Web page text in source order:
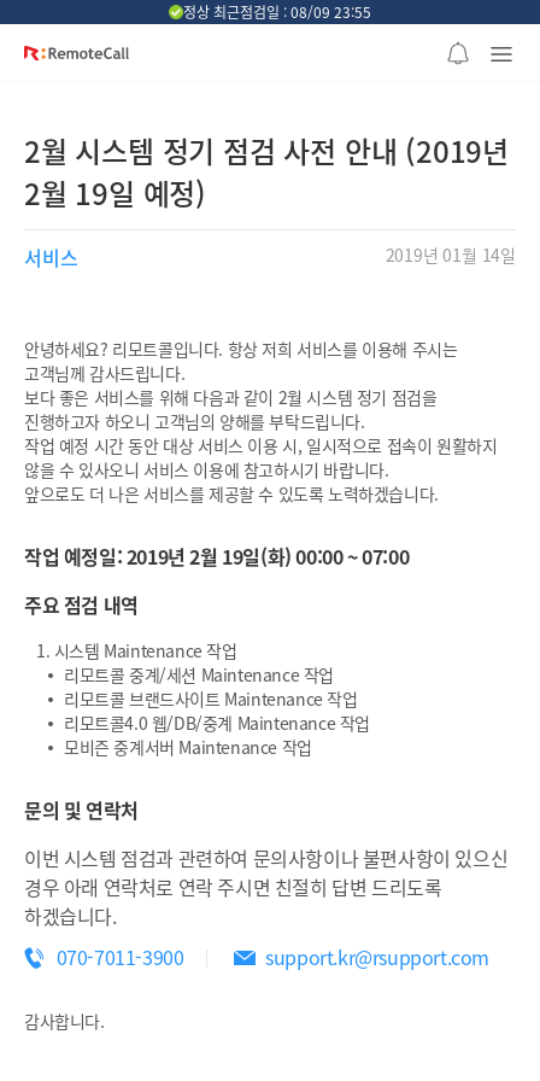
정상 최근점검일 : 08/09 23:55
2월 시스템 정기 점검 사전 안내 (2019년
2월 19일 예정)
서비스 2019년 01월 14일
안녕하세요? 리모트콜입니다. 항상 저희 서비스를 이용해 주시는
고객님께 감사드립니다.
보다 좋은 서비스를 위해 다음과 같이 2월 시스템 정기 점검을
진행하고자 하오니 고객님의 양해를 부탁드립니다.
작업 예정 시간 동안 대상 서비스 이용 시, 일시적으로 접속이 원활하지
않을 수 있사오니 서비스 이용에 참고하시기 바랍니다.
앞으로도 더 나은 서비스를 제공할 수 있도록 노력하겠습니다.
작업 예정일: 2019년 2월 19일(화) 00:00 ~ 07:00
주요 점검 내역
1. 시스템 Maintenance 작업
리모트콜 중계/세션 Maintenance 작업
리모트콜 브랜드사이트 Maintenance 작업
리모트콜4.0 웹/DB/중계 Maintenance 작업
모비즌 중계서버 Maintenance 작업
문의 및 연락처
이번 시스템 점검과 관련하여 문의사항이나 불편사항이 있으신
경우 아래 연락처로 연락 주시면 친절히 답변 드리도록
하겠습니다.
070-7011-3900
support.kr@rsupport.com
감사합니다.